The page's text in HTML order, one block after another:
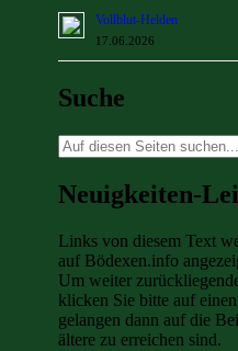
Vollblut-Helden
17.06.2026
Suche
Suche
nach:
Neuigkeiten-
Links von diesem Text
auf Bödexen.info
Um weiter
klicken Sie bitte auf
gelangen dann auf die
ältere zu erreichen sind.